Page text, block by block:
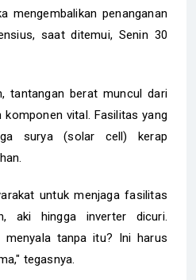
mengembalikan penanganan
saat ditemui, Senin 30
tantangan berat muncul dari
komponen vital. Fasilitas yang
surya (solar cell) kerap
untuk menjaga fasilitas
aki hingga inverter dicuri.
menyala tanpa itu? Ini harus
tegasnya.